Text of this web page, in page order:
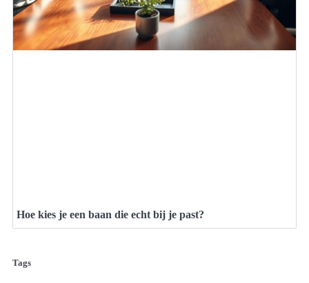
Hoe kies je een baan die echt bij je past?
Tags